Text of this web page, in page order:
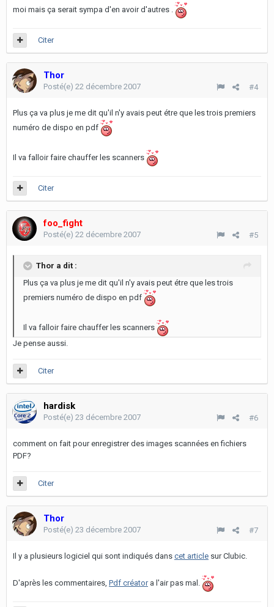
moi mais ça serait sympa d'en avoir d'autres .
Citer
Thor
#4
Posté(e) 22 décembre 2007
Plus ça va plus je me dit qu'il n'y avais peut étre que les trois premiers
numéro de dispo en pdf
Il va falloir faire chauffer les scanners
Citer
foo_fight
#5
Posté(e) 22 décembre 2007
Thor a dit :
Plus ça va plus je me dit qu'il n'y avais peut étre que les trois
premiers numéro de dispo en pdf
Il va falloir faire chauffer les scanners
Je pense aussi.
Citer
hardisk
#6
Posté(e) 23 décembre 2007
comment on fait pour enregistrer des images scannées en fichiers
PDF?
Citer
Thor
#7
Posté(e) 23 décembre 2007
Il y a plusieurs logiciel qui sont indiqués dans cet article sur Clubic.
D'après les commentaires, Pdf créatora l'air pas mal.